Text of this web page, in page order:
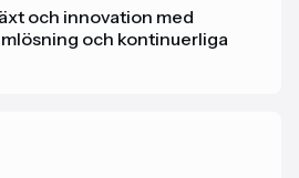
och innovation med
och kontinuerliga